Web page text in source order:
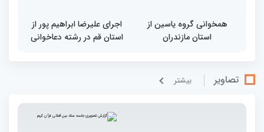
همخوانی گروه یاسین از
استان مازندران
اجرای علیرضا ابراهیم پور از
استان قم در رشته دعاخوانی
تصاویر بيشتر